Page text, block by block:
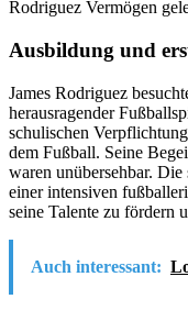
Rodriguez Vermögen
Ausbildung und
James Rodriguez
herausragender
schulischen
dem Fußball. Seine
waren unübersehbar.
einer intensiven
seine Talente zu fördern
Auch interessant: